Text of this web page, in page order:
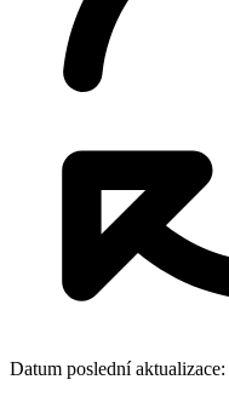
Datum poslední aktualizace: